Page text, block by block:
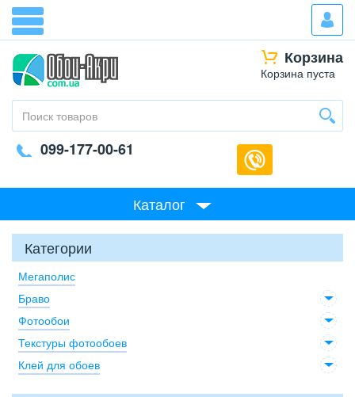
Корзина
Корзина пуста
099-177-00-61
Каталог
Категории
Мегаполис
Браво
Фотообои
Текстуры фотообоев
Клей для обоев